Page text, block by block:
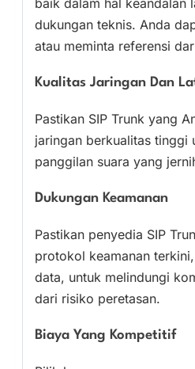
baik dalam hal keandalan
dukungan teknis. Anda
atau meminta referensi
Kualitas Jaringan Dan
Pastikan SIP Trunk yang
jaringan berkualitas tinggi
panggilan suara yang
Dukungan Keamanan
Pastikan penyedia SIP
protokol keamanan
data, untuk melindungi
dari risiko peretasan.
Biaya Yang Kompetitif